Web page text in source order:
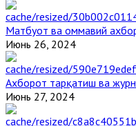
Матбуот ва оммавий
Июнь 26, 2024
Ахборот тарқатиш ва
Июнь 27, 2024